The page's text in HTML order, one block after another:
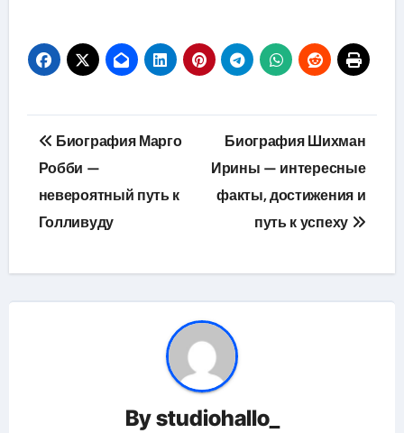
Навигация
по
записям
Биография Марго
Робби —
невероятный путь к
Голливуду
Биография Шихман
Ирины — интересные
факты, достижения и
путь к успеху
Bystudiohallo_